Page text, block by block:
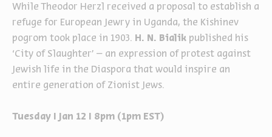
While Theodor Herzl received a proposal to establish a
refuge for European Jewry in Uganda, the Kishinev
pogrom took place in 1903. H. N. Bialik published his
‘City of Slaughter’ – an expression of protest against
Jewish life in the Diaspora that would inspire an
entire generation of Zionist Jews.
Tuesday I Jan 12 I 8pm (1pm EST)